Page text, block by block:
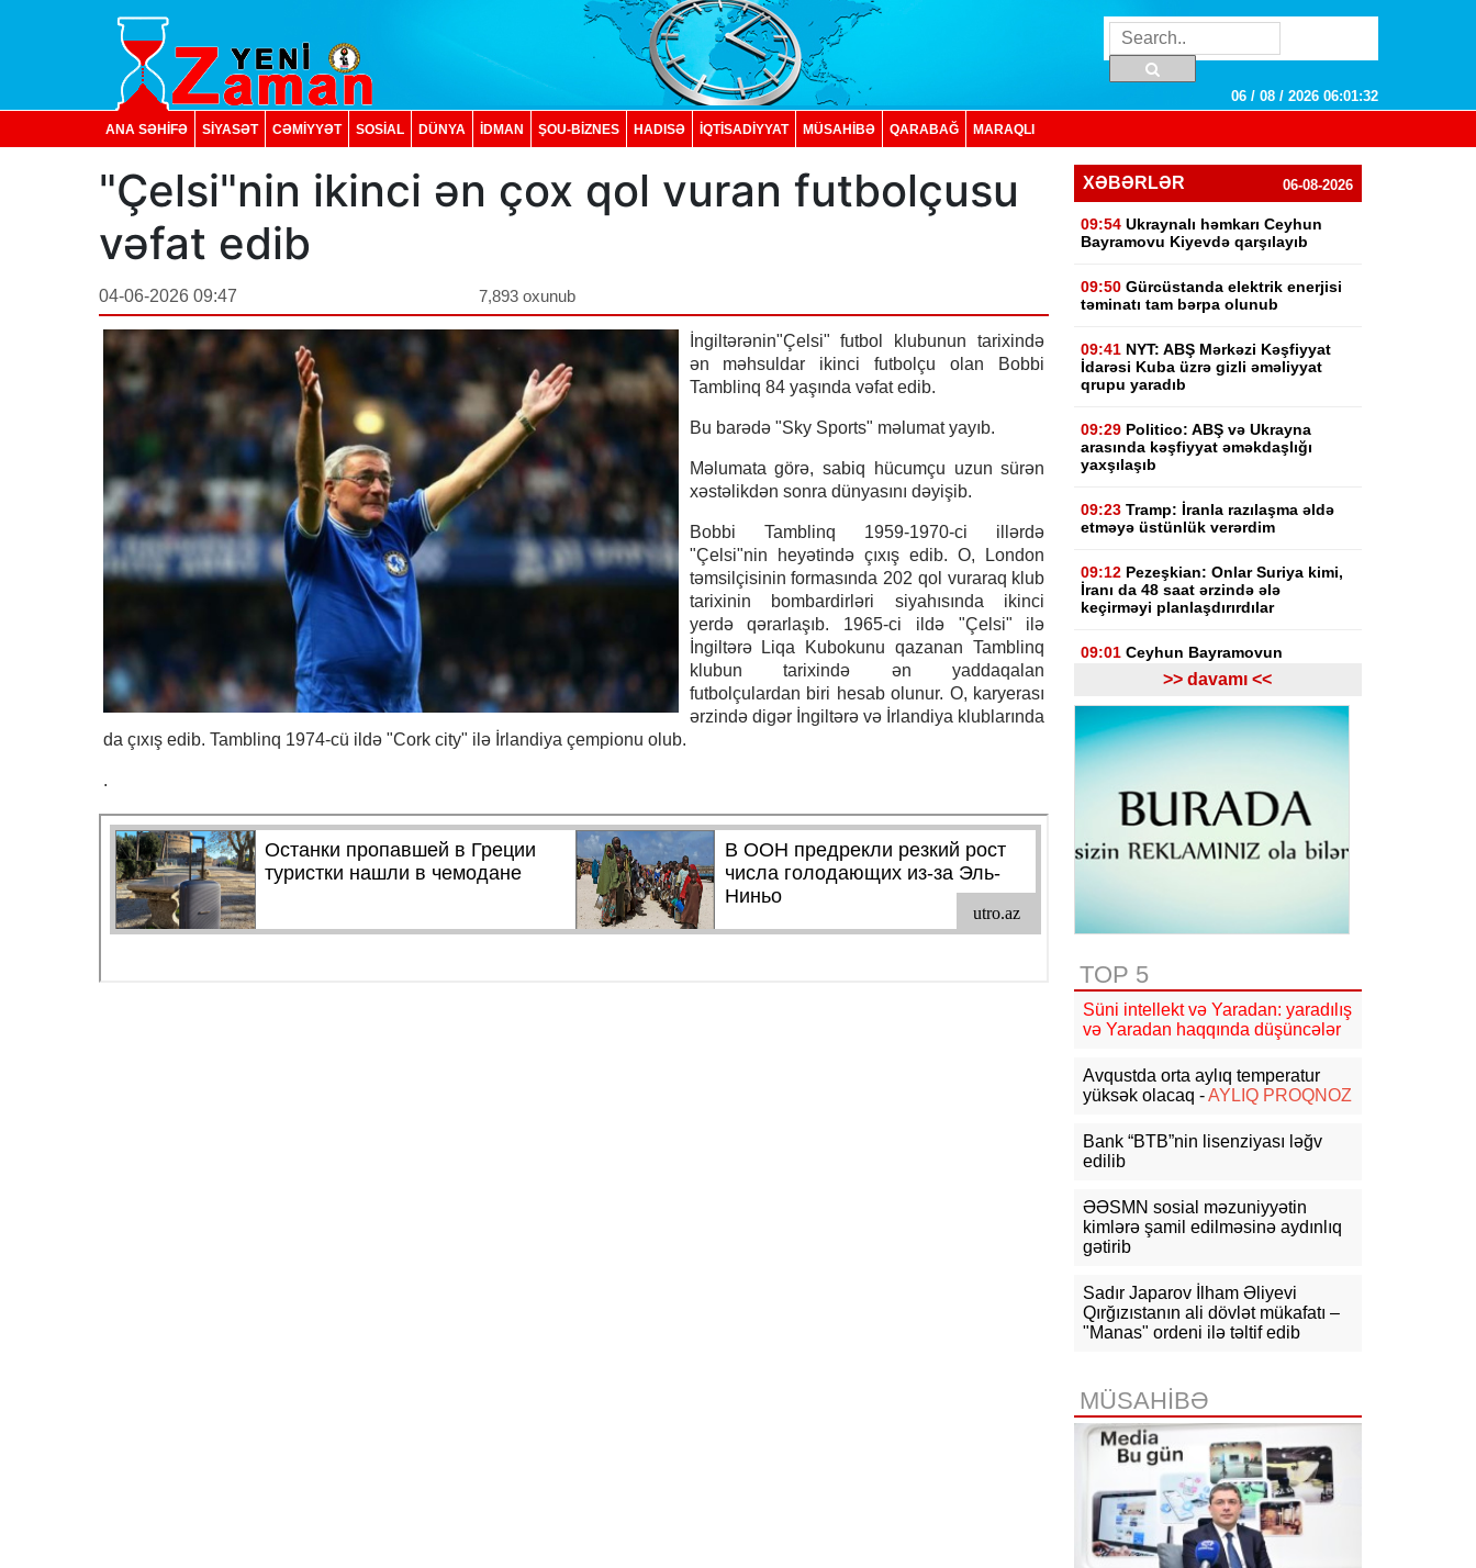
06 / 08 / 2026 06:01:33
ANA SƏHİFƏ SİYASƏT CƏMİYYƏT SOSIAL DÜNYA İDMAN ŞOU-BİZNES HADISƏ İQTISADIYYAT MÜSAHİBƏ QARABAĞ MARAQLI
"Çelsi"nin ikinci ən çox qol vuran futbolçusu
vəfat edib
04-06-2026 09:47 7,893 oxunub
İngiltərənin"Çelsi" futbol klubunun tarixində
ən məhsuldar ikinci futbolçu olan Bobbi
Tamblinq 84 yaşında vəfat edib.
Bu barədə "Sky Sports" məlumat yayıb.
Məlumata görə, sabiq hücumçu uzun sürən
xəstəlikdən sonra dünyasını dəyişib.
Bobbi Tamblinq 1959-1970-ci illərdə
"Çelsi"nin heyətində çıxış edib. O, London
təmsilçisinin formasında 202 qol vuraraq klub
tarixinin bombardirləri siyahısında ikinci
yerdə qərarlaşıb. 1965-ci ildə "Çelsi" ilə
İngiltərə Liqa Kubokunu qazanan Tamblinq
klubun tarixində ən yaddaqalan
futbolçulardan biri hesab olunur. O, karyerası
ərzində digər İngiltərə və İrlandiya klublarında
da çıxış edib. Tamblinq 1974-cü ildə "Cork city" ilə İrlandiya çempionu olub.
.
XƏBƏRLƏR 06-08-2026
09:54 Ukraynalı həmkarı Ceyhun
Bayramovu Kiyevdə qarşılayıb
09:50 Gürcüstanda elektrik enerjisi
təminatı tam bərpa olunub
09:41 NYT: ABŞ Mərkəzi Kəşfiyyat
İdarəsi Kuba üzrə gizli əməliyyat
qrupu yaradıb
09:29 Politico: ABŞ və Ukrayna
arasında kəşfiyyat əməkdaşlığı
yaxşılaşıb
09:23 Tramp: İranla razılaşma əldə
etməyə üstünlük verərdim
09:12 Pezeşkian: Onlar Suriya kimi,
İranı da 48 saat ərzində ələ
keçirməyi planlaşdırırdılar
09:01 Ceyhun Bayramovun
Ukraynaya rəsmi səfəri başlayıb
05-08-2026
16:47
16:46 Makron: Rusiyaya qarşı
sanksiyaları gücləndirəcəyik
İnfrastruktur
16:10
Hikmət Hacıyev: Azərbaycan
Ermənistanla sülh prosesini əməli
addımlarla sübut edib
edəcək
sarı xəbərdarlıq verilib
kompleksləri Ukrayna üçün qanuni
hədəf olacaq
liderinə İranın dəstəyini açıqlayıb:
Fələstin Tehranın gündəmində qalır
>> davamı <<
TOP 5
Süni intellekt və Yaradan: yaradılış
və Yaradan haqqında düşüncələr
Avqustda orta aylıq temperatur
yüksək olacaq -AYLIQ PROQNOZ
Bank “BTB”nin lisenziyası ləğv
edilib
ƏƏSMN sosial məzuniyyətin
kimlərə şamil edilməsinə aydınlıq
gətirib
Sadır Japarov İlham Əliyevi
Qırğızıstanın ali dövlət mükafatı –
"Manas" ordeni ilə təltif edib
MÜSAHİBƏ